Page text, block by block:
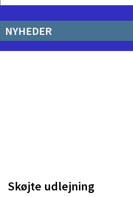
NYHEDER
Skøjte udlejning